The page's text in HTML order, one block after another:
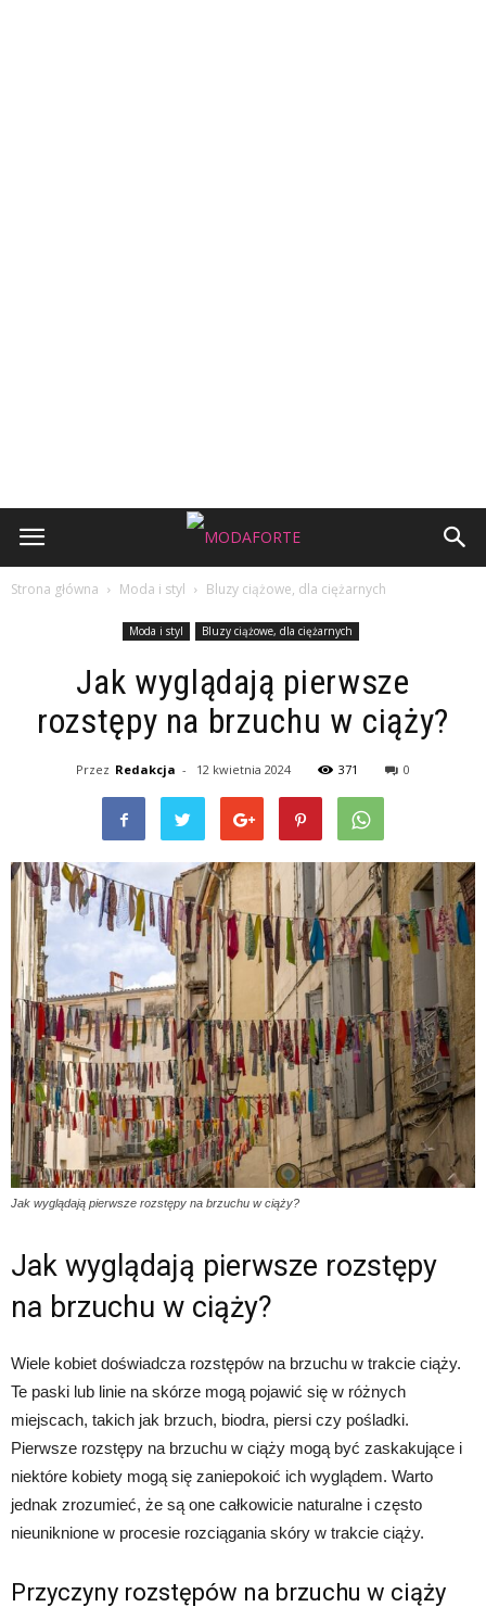
Strona główna Moda i styl Bluzy ciążowe, dla ciężarnych
Moda i styl Bluzy ciążowe, dla ciężarnych
Jak wyglądają pierwsze
rozstępy na brzuchu w ciąży?
Przez Redakcja - 12 kwietnia 2024 371 0
Jak wyglądają pierwsze rozstępy na brzuchu w ciąży?
Jak wyglądają pierwsze rozstępy
na brzuchu w ciąży?
Wiele kobiet doświadcza rozstępów na brzuchu w trakcie ciąży.
Te paski lub linie na skórze mogą pojawić się w różnych
miejscach, takich jak brzuch, biodra, piersi czy pośladki.
Pierwsze rozstępy na brzuchu w ciąży mogą być zaskakujące i
niektóre kobiety mogą się zaniepokoić ich wyglądem. Warto
jednak zrozumieć, że są one całkowicie naturalne i często
nieuniknione w procesie rozciągania skóry w trakcie ciąży.
Przyczyny rozstępów na brzuchu w ciąży